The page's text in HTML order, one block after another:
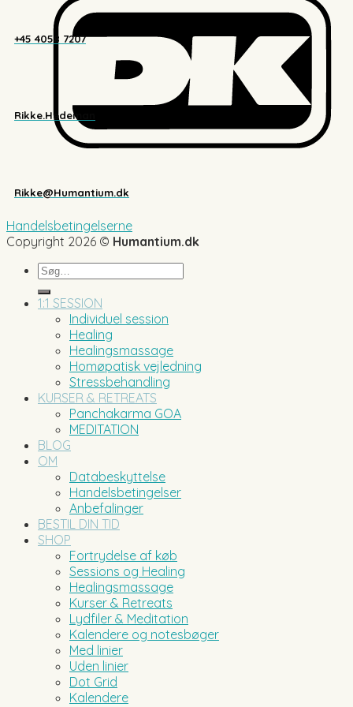
+45 4058 7207
Rikke.Hedeman
Rikke@Humantium.dk
Handelsbetingelserne
Copyright 2026 © Humantium.dk
Søg
efter:
1:1 SESSION
Individuel session
Healing
Healingsmassage
Homøpatisk vejledning
Stressbehandling
KURSER & RETREATS
Panchakarma GOA
MEDITATION
BLOG
OM
Databeskyttelse
Handelsbetingelser
Anbefalinger
BESTIL DIN TID
SHOP
Fortrydelse af køb
Sessions og Healing
Healingsmassage
Kurser & Retreats
Lydfiler & Meditation
Kalendere og notesbøger
Med linier
Uden linier
Dot Grid
Kalendere